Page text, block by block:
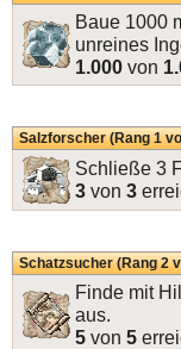
Baue 1000
unreines
1.000 von
Salzforscher (Rang 1
Schließe 3
3 von 3
Schatzsucher (Rang 2
Finde mit
aus.
5 von 5